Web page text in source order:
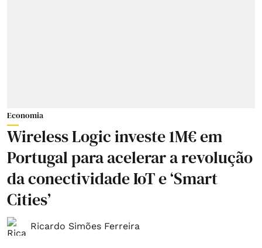
Economia
Wireless Logic investe 1M€ em
Portugal para acelerar a revolução
da conectividade IoT e ‘Smart
Cities’
Ricardo Simões Ferreira